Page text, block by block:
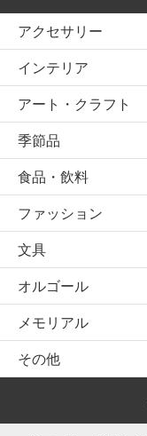
アクセサリー
インテリア
アート・クラフト
季節品
食品・飲料
ファッション
文具
オルゴール
メモリアル
その他